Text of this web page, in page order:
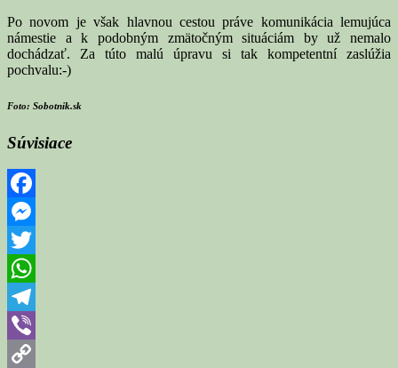
Po novom je však hlavnou cestou práve komunikácia lemujúca
námestie a k podobným zmätočným situáciám by už nemalo
dochádzať. Za túto malú úpravu si tak kompetentní zaslúžia
pochvalu:-)
Foto: Sobotnik.sk
Súvisiace
Facebook
Messenger
Twitter
WhatsApp
Telegram
Viber